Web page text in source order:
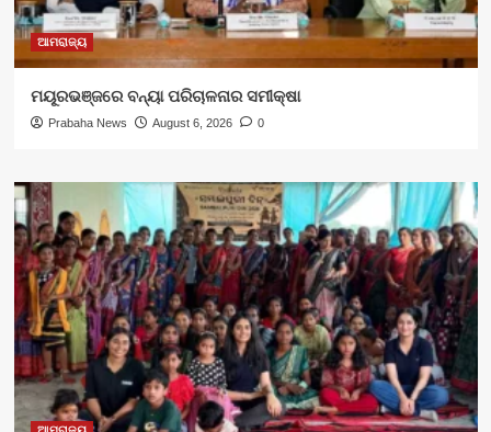
ଆମରାଜ୍ୟ
ମୟୂରଭଞ୍ଜରେ ବନ୍ୟା ପରିଚାଳନାର ସମୀକ୍ଷା
Prabaha News August 6, 2026 0
ଆମରାଜ୍ୟ